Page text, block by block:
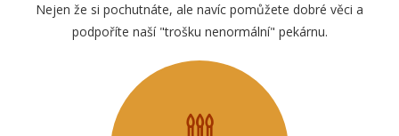
Nejen že si pochutnáte, ale navíc pomůžete dobré věci a
podpoříte naší "trošku nenormální" pekárnu.